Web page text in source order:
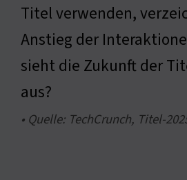
Titel verwenden,
Anstieg der
sieht die Zukunft der
aus?
• Quelle: TechCrunch, Titel-